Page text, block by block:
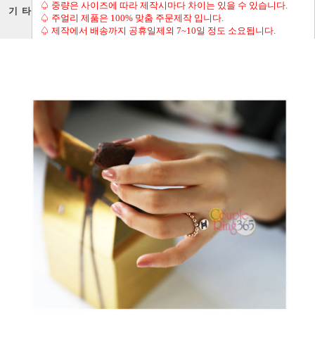
기 타
♤ 중량은 사이즈에 따라 제작시마다 차이는 있을 수 있습니다.
♤ 주얼리 제품은 100% 맞춤 주문제작 입니다.
♤ 제작에서 배송까지 공휴일제외 7~10일 정도 소요됩니다.